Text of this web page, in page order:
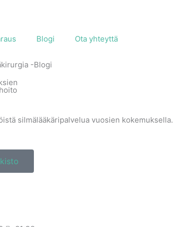
Blogi Ota yhteyttä
-Blogi
silmälääkäripalvelua vuosien kokemuksella.